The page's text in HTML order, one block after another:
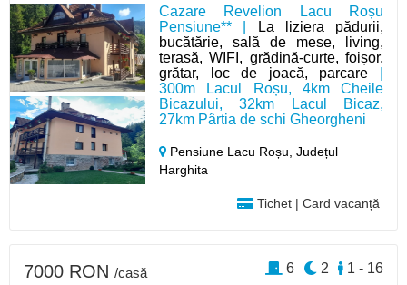
Cazare Revelion Lacu Roșu
Pensiune** |
La liziera pădurii,
bucătărie, sală de mese, living,
terasă, WIFI, grădină-curte, foișor,
grătar, loc de joacă, parcare
300m Lacul Roșu, 4km Cheile
Bicazului, 32km Lacul Bicaz,
27km Pârtia de schi Gheorgheni
Pensiune Lacu Roșu,Județul
Harghita
Tichet | Card vacanță
7000 RON /casă 1 - 16
2
6